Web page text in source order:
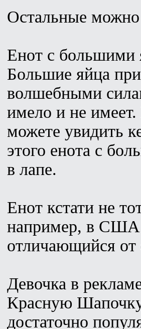
Остальные
Енот с большими
Большие яйца
волшебными
имело и не
можете увидить
этого енота с
в лапе.
Енот кстати не
например, в США.
отличающийся от
Девочка в
Красную
достаточно